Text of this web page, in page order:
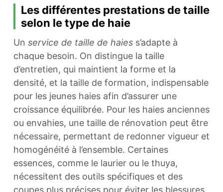
Les différentes prestations de taille
selon le type de haie
Un service de taille de haiess’adapte à
chaque besoin. On distingue la taille
d’entretien, qui maintient la forme et la
densité, et la taille de formation, indispensable
pour les jeunes haies afin d’assurer une
croissance équilibrée. Pour les haies anciennes
ou envahies, une taille de rénovation peut être
nécessaire, permettant de redonner vigueur et
homogénéité à l’ensemble. Certaines
essences, comme le laurier ou le thuya,
nécessitent des outils spécifiques et des